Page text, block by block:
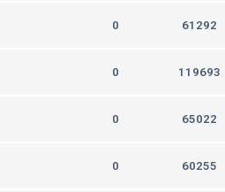
0 61292
0 119693
0 65022
0 60255